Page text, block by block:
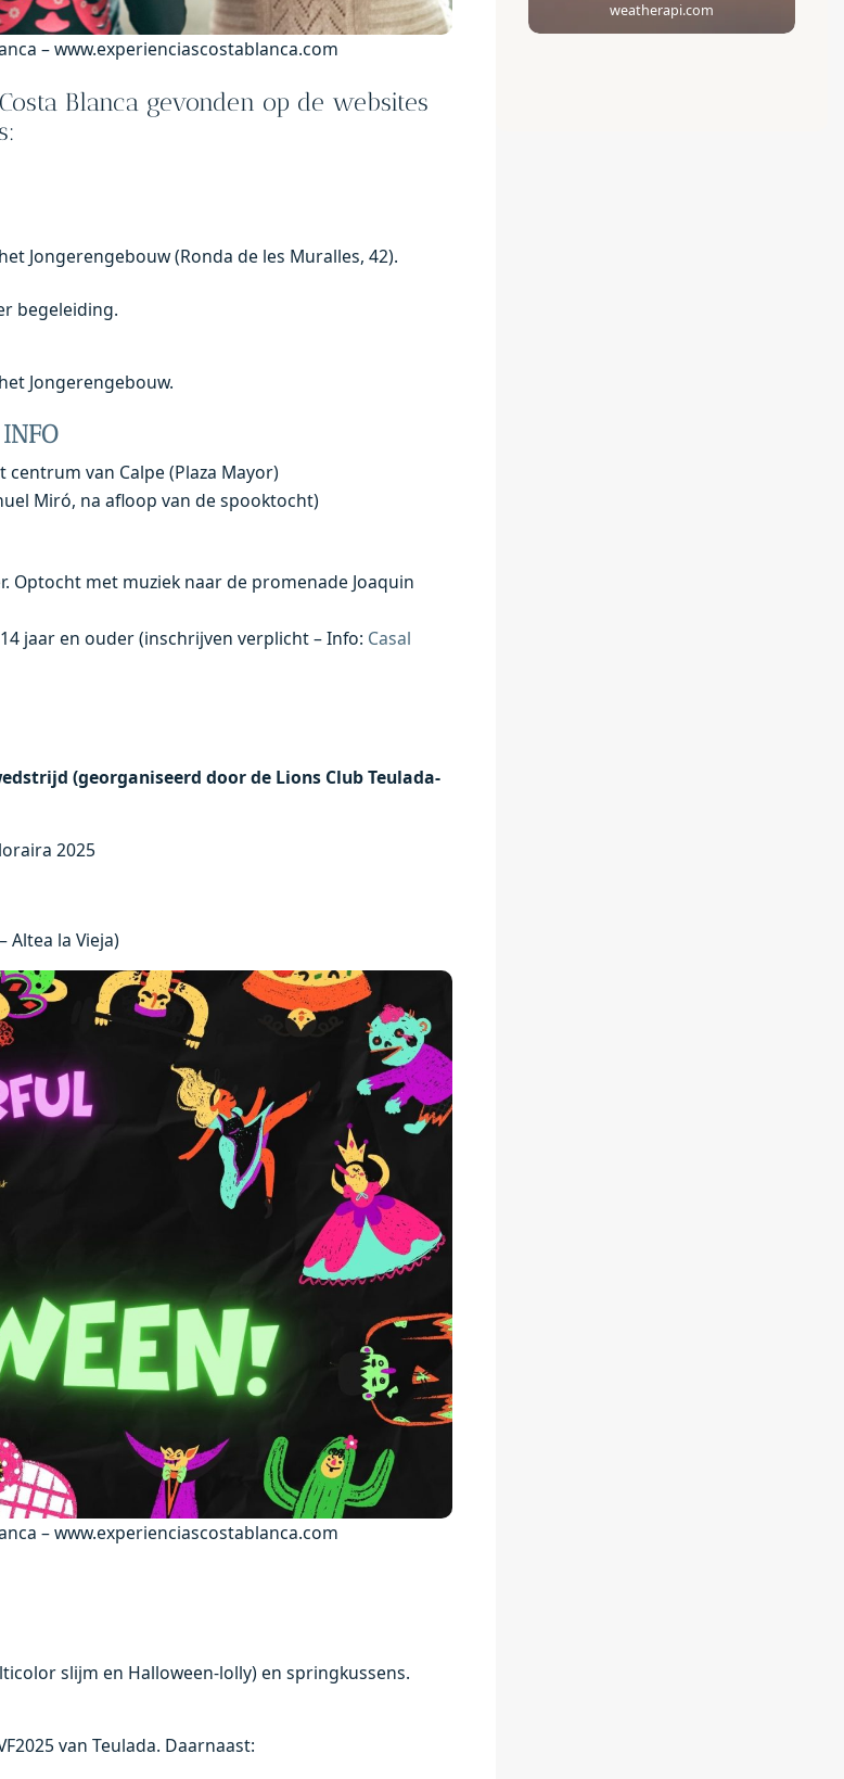
– www.experienciascostablanca.com
Blanca gevonden op de websites
Jongerengebouw (Ronda de les Muralles, 42).
begeleiding.
Jongerengebouw.
INFO
van Calpe (Plaza Mayor)
Miró, na afloop van de spooktocht)
Optocht met muziek naar de promenade Joaquin
jaar en ouder (inschrijven verplicht – Info: Casal
(georganiseerd door de Lions Club Teulada-
2025
Altea la Vieja)
– www.experienciascostablanca.com
slijm en Halloween-lolly) en springkussens.
van Teulada. Daarnaast:
weatherapi.com